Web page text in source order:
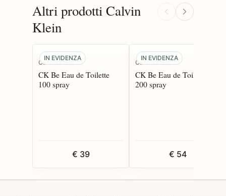
Altri prodotti Calvin
Klein
IN EVIDENZA
Calvin Klein
CK Be Eau de Toilette
100 spray
€ 39
IN EVIDENZA
Calvin Klein
CK Be Eau de Toilette
200 spray
€ 54